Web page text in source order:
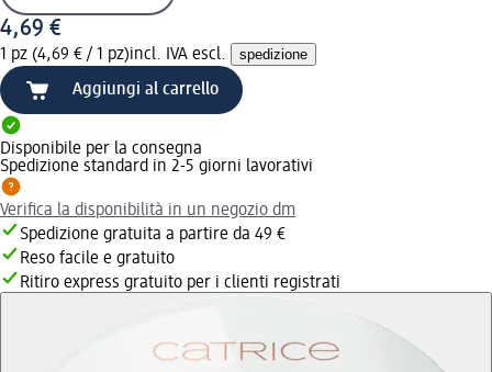
4,69 €
1 pz (4,69 € / 1 pz)incl. IVA escl. spedizione
Aggiungi al carrello
Disponibile per la consegna
Spedizione standard in 2-5 giorni lavorativi
Verifica la disponibilità in un negozio dm
Spedizione gratuita a partire da 49 €
Reso facile e gratuito
Ritiro express gratuito per i clienti registrati